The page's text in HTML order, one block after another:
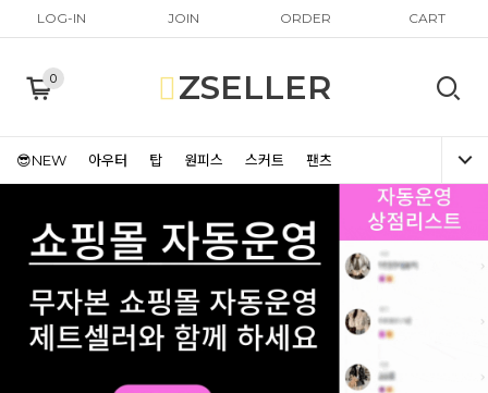
LOG-IN JOIN ORDER CART
0 ZSELLER
😎NEW 아우터 탑 원피스 스커트 팬츠